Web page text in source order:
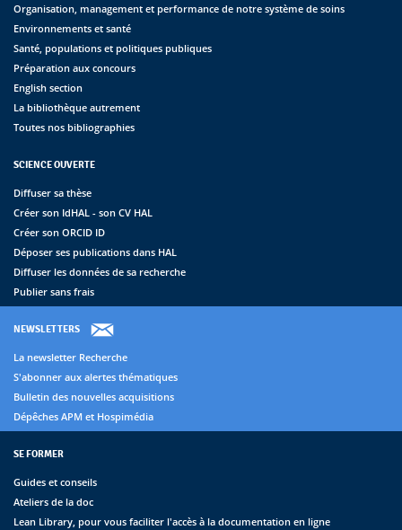
Organisation, management et performance de notre système de soins
Environnements et santé
Santé, populations et politiques publiques
Préparation aux concours
English section
La bibliothèque autrement
Toutes nos bibliographies
SCIENCE OUVERTE
Diffuser sa thèse
Créer son IdHAL - son CV HAL
Créer son ORCID ID
Déposer ses publications dans HAL
Diffuser les données de sa recherche
Publier sans frais
NEWSLETTERS
La newsletter Recherche
S'abonner aux alertes thématiques
Bulletin des nouvelles acquisitions
Dépêches APM et Hospimédia
SE FORMER
Guides et conseils
Ateliers de la doc
Lean Library, pour vous faciliter l'accès à la documentation en ligne